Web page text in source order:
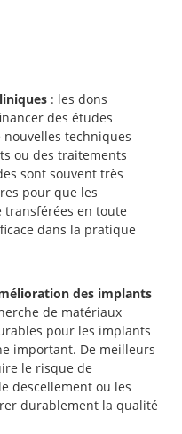
: les dons
des études
techniques
ou des traitements
sont souvent très
pour que les
en toute
dans la pratique
des implants
de matériaux
pour les implants
important. De meilleurs
le risque de
descellement ou les
durablement la qualité